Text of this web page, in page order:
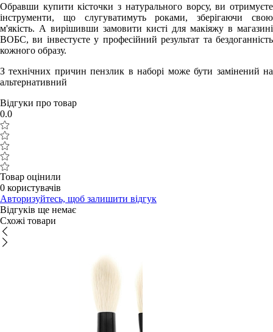
Обравши купити кісточки з натурального ворсу, ви отримуєте
інструменти, що слугуватимуть роками, зберігаючи свою
м'якість. А вирішивши замовити кисті для макіяжу в магазині
ВОБС, ви інвестуєте у професійний результат та бездоганність
кожного образу.
З технічних причин пензлик в наборі може бути замінений на
альтернативний
Відгуки про товар
0.0
Товар оцінили
0 користувачів
Авторизуйтесь, щоб залишити відгук
Відгуків ще немає
Схожі товари